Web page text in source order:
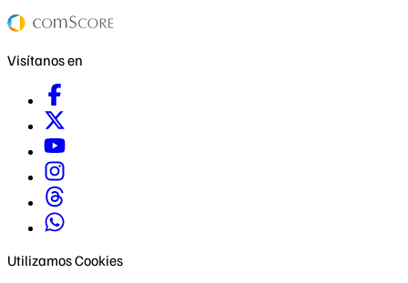
Visítanos en
Utilizamos Cookies